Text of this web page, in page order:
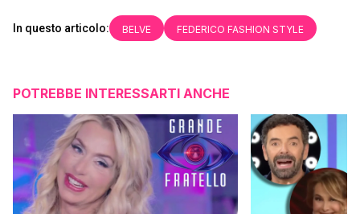
In questo articolo: BELVE FEDERICO FASHION STYLE
POTREBBE INTERESSARTI ANCHE